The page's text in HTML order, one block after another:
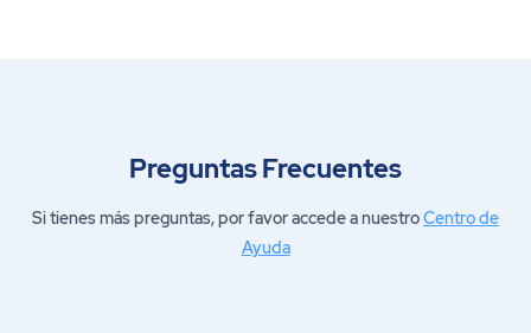
Preguntas Frecuentes
Si tienes más preguntas, por favor accede a nuestroCentro de
Ayuda